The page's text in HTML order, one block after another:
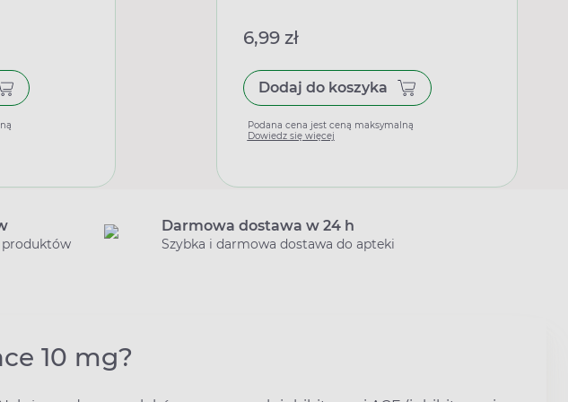
6,99 zł
Dodaj do koszyka
Podana cena jest ceną maksymalną
Dowiedz się więcej
Darmowa dostawa w 24 h
Szybka i darmowa dostawa do apteki
10 mg?